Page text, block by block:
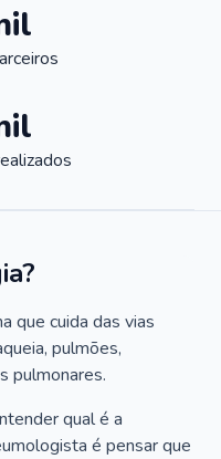
que cuida das vias
pulmões,
pulmonares.
qual é a
é pensar que